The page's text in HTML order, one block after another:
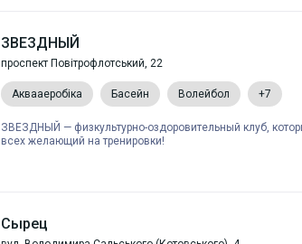
ЗВЕЗДНЫЙ
проспект Повітрофлотський, 22
Аквааеробіка Басейн Волейбол +7
ЗВЕЗДНЫЙ — физкультурно-оздоровительный клуб,
всех желающий на тренировки!
Сырец